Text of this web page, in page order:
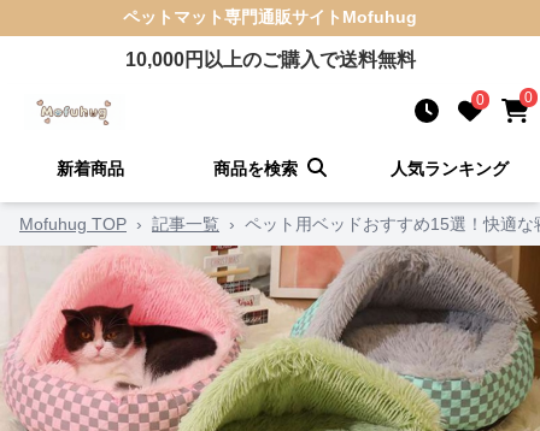
ペットマット専門通販サイト Mofuhug
10,000円以上のご購入で送料無料
0 0
新着商品 商品を検索 人気ランキング
Mofuhug TOP › 記事一覧 › ペット用ベッドおすすめ15選！快適